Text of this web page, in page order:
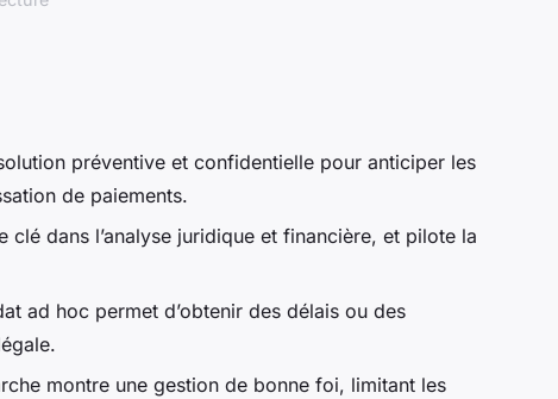
préventive et confidentielle pour anticiper les
de paiements.
clé dans l’analyse juridique et financière, et pilote la
ad hoc permet d’obtenir des délais ou des
montre une gestion de bonne foi, limitant les